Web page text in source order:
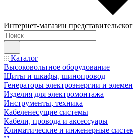
Интернет-магазин
Каталог
Высоковольтное оборудование
Щиты и шкафы, шинопровод
Генераторы электроэнергии и
Изделия для электромонтажа
Инструменты, техника
Кабеленесущие системы
Кабели, провода и аксессуары
Климатические и инженерные